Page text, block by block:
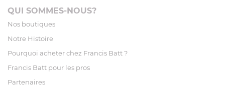
QUI SOMMES-NOUS?
Nos boutiques
Notre Histoire
Pourquoi acheter chez Francis Batt ?
Francis Batt pour les pros
Partenaires